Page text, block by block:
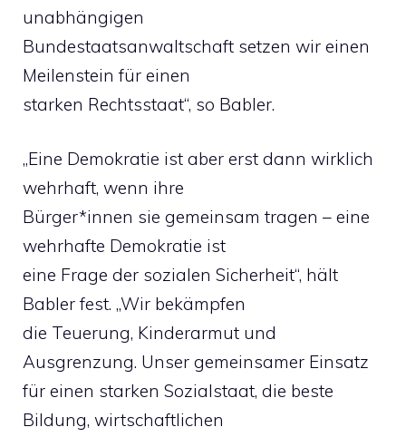
unabhängigen
Bundestaatsanwaltschaft setzen wir einen
Meilenstein für einen
starken Rechtsstaat“, so Babler.
„Eine Demokratie ist aber erst dann wirklich
wehrhaft, wenn ihre
Bürger*innen sie gemeinsam tragen – eine
wehrhafte Demokratie ist
eine Frage der sozialen Sicherheit“, hält
Babler fest. „Wir bekämpfen
die Teuerung, Kinderarmut und
Ausgrenzung. Unser gemeinsamer Einsatz
für einen starken Sozialstaat, die beste
Bildung, wirtschaftlichen